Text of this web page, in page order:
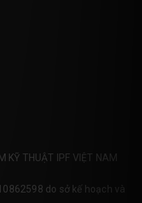
KỸ THUẬT IPF VIỆT NAM
do sở kế hoạch và